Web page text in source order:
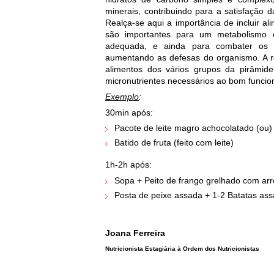
minerais, contribuindo para a satisfação
Realça-se aqui a importância de incluir
são importantes para um metabolismo
adequada, e ainda para combater os
aumentando as defesas do organismo. A
alimentos dos vários grupos da
micronutrientes necessários ao bom
Exemplo:
30min após:
Pacote de leite magro achocolatado (ou)
Batido de fruta (feito com leite)
1h-2h após:
Sopa + Peito de frango grelhado com
Posta de peixe assada + 1-2 Batatas
Joana Ferreira
Nutricionista Estagiária à Ordem dos Nutricionistas